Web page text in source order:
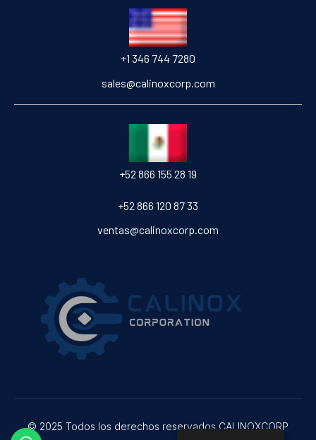
+1 346 744 7280
sales@calinoxcorp.com
‎+52 866 155 28 19
‎+52 866 120 87 33
ventas@calinoxcorp.com
© 2025 Todos los derechos reservados CALINOXCORP